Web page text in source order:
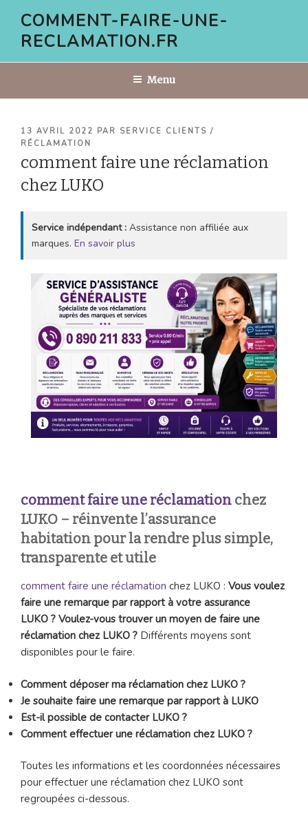
contenu
COMMENT-FAIRE-UNE-
RECLAMATION.FR
Menu
PUBLIÉ
LE
13 AVRIL 2022 PAR SERVICE CLIENTS /
RÉCLAMATION
comment faire une réclamation
chez LUKO
Service indépendant : Assistance non affiliée aux
marques. En savoir plus
comment faire une réclamation chez
LUKO – réinvente l’assurance
habitation pour la rendre plus simple,
transparente et utile
comment faire une réclamation chez LUKO : Vous voulez
faire une remarque par rapport à votre assurance
LUKO ? Voulez-vous trouver un moyen de faire une
réclamation chez LUKO ? Différents moyens sont
disponibles pour le faire.
Comment déposer ma réclamation chez LUKO ?
Je souhaite faire une remarque par rapport à LUKO
Est-il possible de contacter LUKO ?
Comment effectuer une réclamation chez LUKO ?
Toutes les informations et les coordonnées nécessaires
pour effectuer une réclamation chez LUKO sont
regroupées ci-dessous.